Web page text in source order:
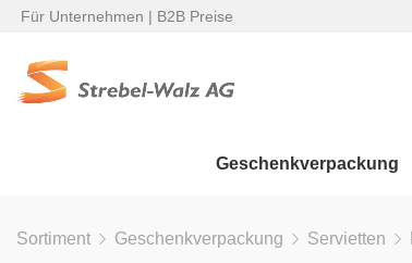
Für Unternehmen | B2B Preise
Geschenkverpackung
Sortiment Geschenkverpackung Servietten